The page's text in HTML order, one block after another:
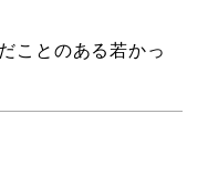
ことのある若かっ